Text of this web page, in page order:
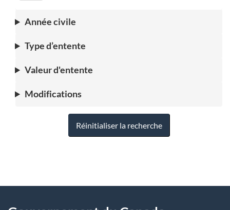
Année civile
Type d’entente
Valeur d'entente
Modifications
Réinitialiser la recherche
D